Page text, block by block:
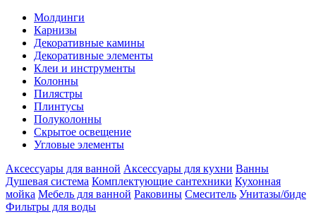
Молдинги
Карнизы
Декоративные камины
Декоративные элементы
Клеи и инструменты
Колонны
Пилястры
Плинтусы
Полуколонны
Скрытое освещение
Угловые элементы
Аксессуары для ванной Аксессуары для кухни Ванны
Душевая система Комплектующие сантехники Кухонная
мойка Мебель для ванной Раковины Смеситель Унитазы/биде
Фильтры для воды